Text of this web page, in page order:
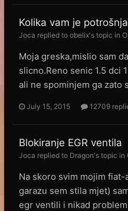
Kolika vam je
Joca replied to obelix's topic in
Moja greska,mislio sam
slicno.Reno senic 1.5 dci
ali ne spominjem ga zato
July 15, 2015 12709
Blokiranje EGR ventila
Joca replied to Dragon's topic in
Na skoro svim mojim
garazu sem stila mjet)
egr ventili i nikad